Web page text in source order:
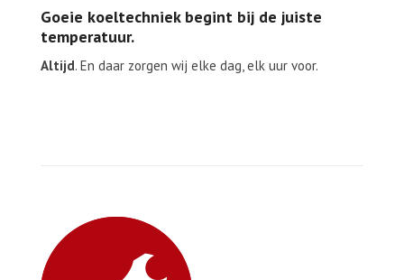
Goeie koeltechniek begint bij de juiste
temperatuur.
Altijd. En daar zorgen wij elke dag, elk uur voor.